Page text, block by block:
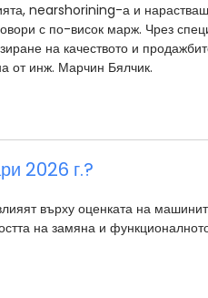
nearshorining-а и
с по-висок марж. Чрез
на качеството и
от инж. Марчин Бялчик.
2026 г.?
върху оценката на
на замяна и